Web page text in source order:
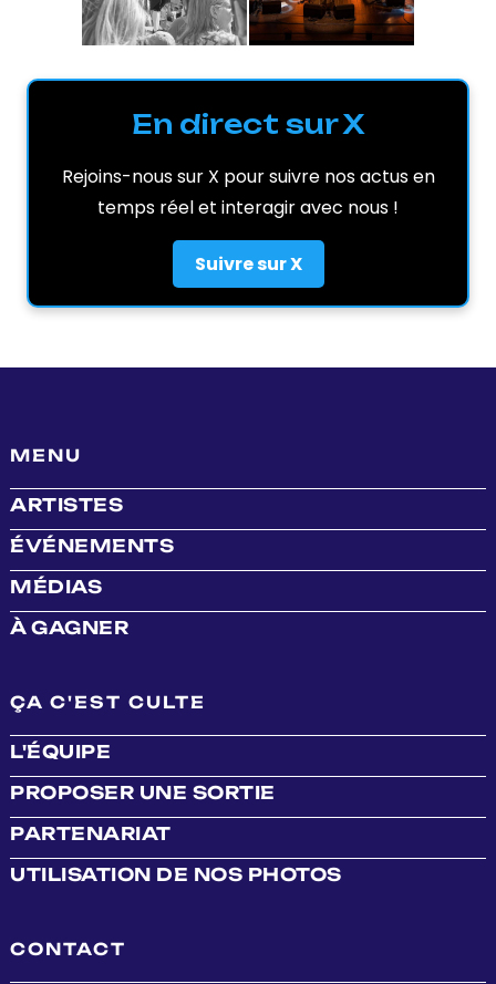
En direct sur X
Rejoins-nous sur X pour suivre nos actus en
temps réel et interagir avec nous !
Suivre sur X
MENU
ARTISTES
ÉVÉNEMENTS
MÉDIAS
À GAGNER
ÇA C'EST CULTE
L'ÉQUIPE
PROPOSER UNE SORTIE
PARTENARIAT
UTILISATION DE NOS PHOTOS
CONTACT